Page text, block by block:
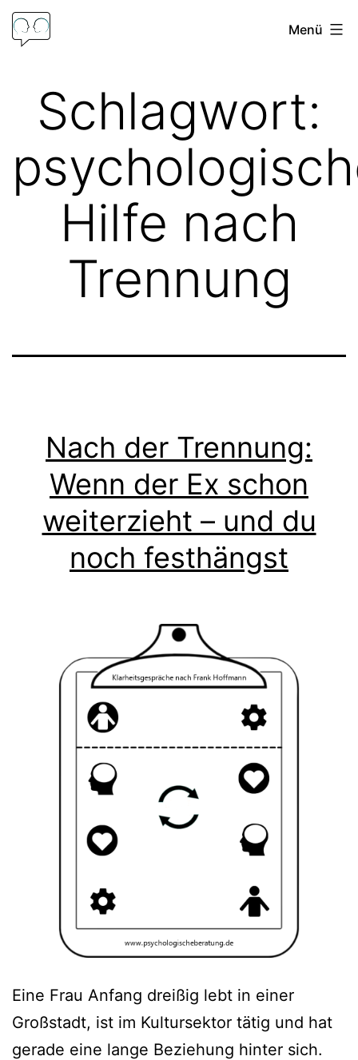
Zum
Inhalt
Beratung
Frank
Hoffmann
Menü
Schlagwort:
Hilfe nach
Trennung
Nach der Trennung:
Wenn der Ex schon
weiterzieht – und du
noch festhängst
Eine Frau Anfang dreißig lebt in einer
Großstadt, ist im Kultursektor tätig und hat
gerade eine lange Beziehung hinter sich.